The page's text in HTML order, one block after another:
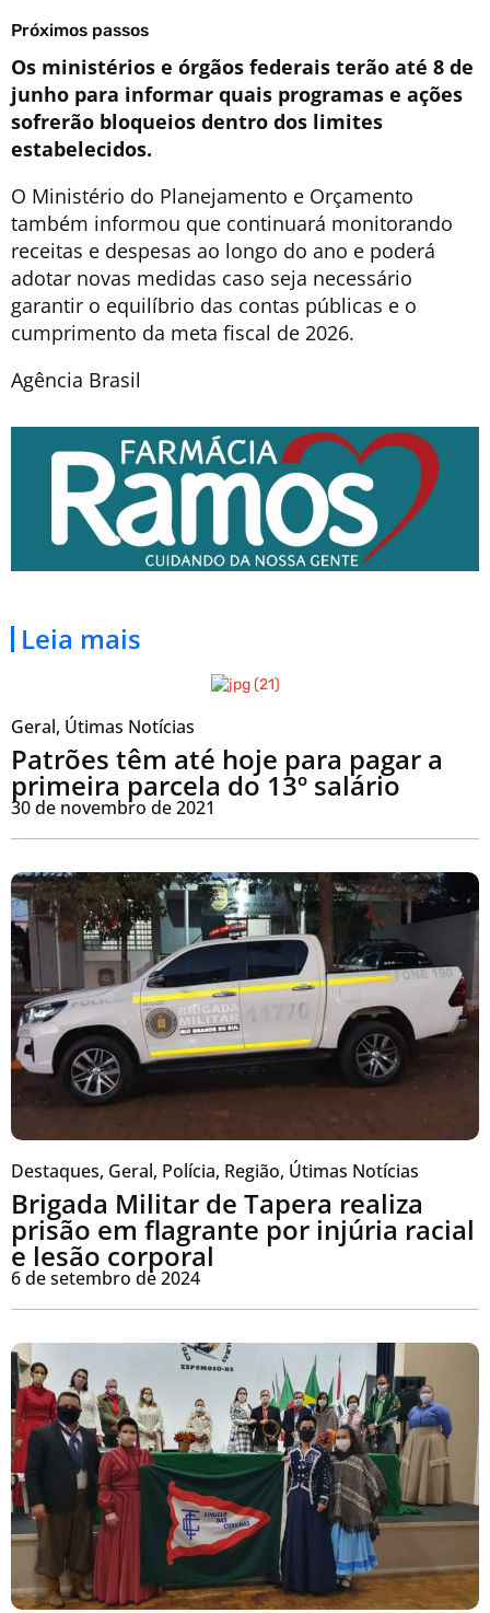
Próximos passos
Os ministérios e órgãos federais terão até 8 de
junho para informar quais programas e ações
sofrerão bloqueios dentro dos limites
estabelecidos.
O Ministério do Planejamento e Orçamento
também informou que continuará monitorando
receitas e despesas ao longo do ano e poderá
adotar novas medidas caso seja necessário
garantir o equilíbrio das contas públicas e o
cumprimento da meta fiscal de 2026.
Agência Brasil
Leia mais
Geral, Útimas Notícias
Patrões têm até hoje para pagar a
primeira parcela do 13º salário
30 de novembro de 2021
Destaques, Geral, Polícia, Região, Útimas Notícias
Brigada Militar de Tapera realiza
prisão em flagrante por injúria racial
e lesão corporal
6 de setembro de 2024